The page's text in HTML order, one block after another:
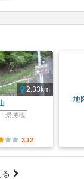
2.33km
景勝地
3.12
地